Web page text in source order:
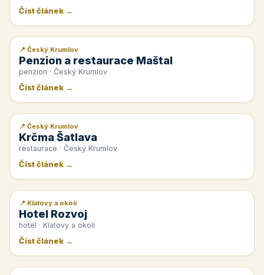
Číst článek →
📰 PR článek
📍 Český Krumlov
Penzion a restaurace Maštal
penzion · Český Krumlov
Číst článek →
📰 PR článek
📍 Český Krumlov
Krčma Šatlava
restaurace · Český Krumlov
Číst článek →
📰 PR článek
📍 Klatovy a okolí
Hotel Rozvoj
hotel · Klatovy a okolí
Číst článek →